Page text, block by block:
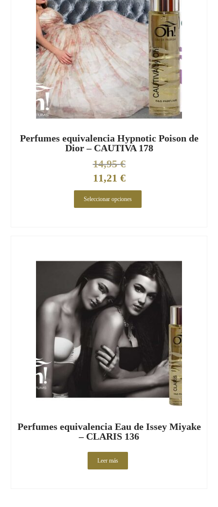
Perfumes equivalencia Hypnotic Poison de
Dior – CAUTIVA 178
14,95€
11,21 €
Seleccionar opciones
Perfumes equivalencia Eau de Issey Miyake
– CLARIS 136
Leer más